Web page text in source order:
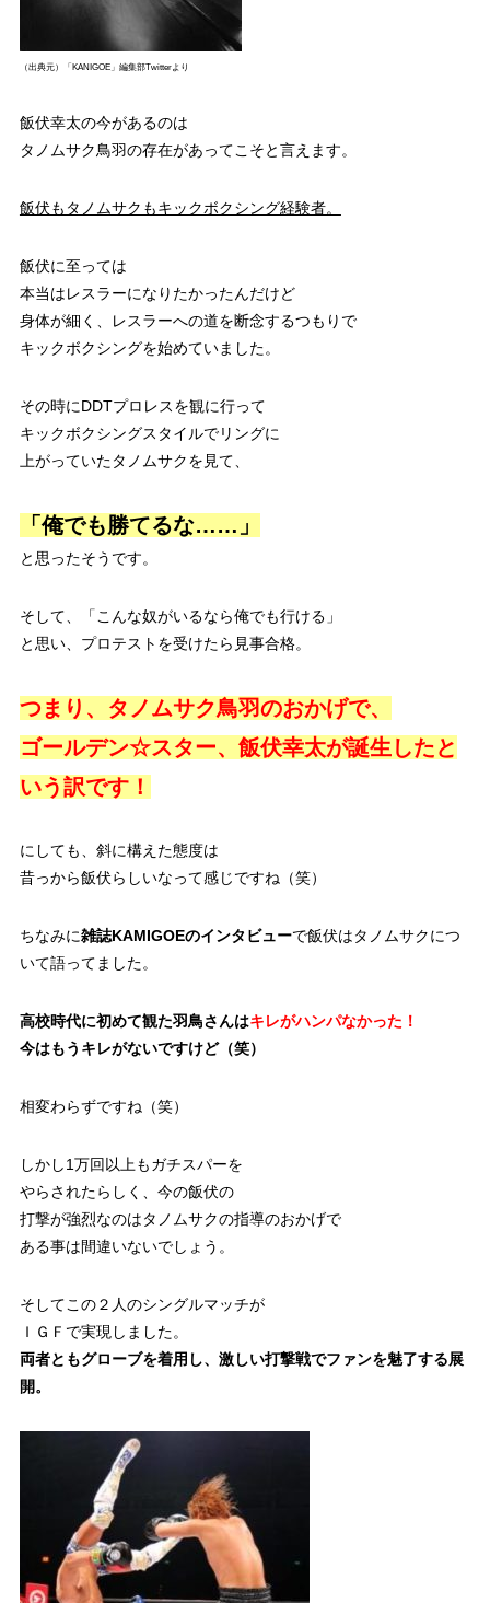
（出典元）「KANIGOE」編集部Twitterより
飯伏幸太の今があるのは
タノムサク鳥羽の存在があってこそと言えます。
飯伏もタノムサクもキックボクシング経験者。
飯伏に至っては
本当はレスラーになりたかったんだけど
身体が細く、レスラーへの道を断念するつもりで
キックボクシングを始めていました。
その時にDDTプロレスを観に行って
キックボクシングスタイルでリングに
上がっていたタノムサクを見て、
「俺でも勝てるな……」
と思ったそうです。
そして、「こんな奴がいるなら俺でも行ける」
と思い、プロテストを受けたら見事合格。
つまり、タノムサク鳥羽のおかげで、
ゴールデン☆スター、飯伏幸太が誕生したと
いう訳です！
にしても、斜に構えた態度は
昔っから飯伏らしいなって感じですね（笑）
ちなみに雑誌KAMIGOEのインタビューで飯伏はタノムサクにつ
いて語ってました。
高校時代に初めて観た羽鳥さんはキレがハンパなかった！
今はもうキレがないですけど（笑）
相変わらずですね（笑）
しかし1万回以上もガチスパーを
やらされたらしく、今の飯伏の
打撃が強烈なのはタノムサクの指導のおかげで
ある事は間違いないでしょう。
そしてこの２人のシングルマッチが
ＩＧＦで実現しました。
両者ともグローブを着用し、激しい打撃戦でファンを魅了する展
開。